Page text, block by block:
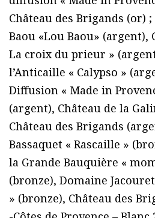
Château des Brigands (or)
Baou «Lou Baou» (argent),
La croix du prieur »
l’Anticaille « Calypso »
Diffusion « Made in
(argent), Château de la
Château des Brigands
Bassaquet « Rascaille »
la Grande Bauquière «
(bronze), Domaine
» (bronze), Château des